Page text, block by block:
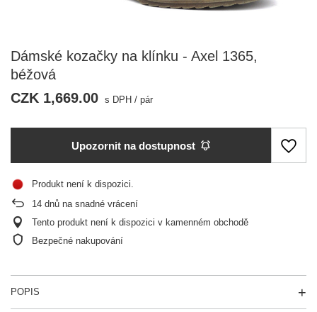
Dámské kozačky na klínku - Axel 1365,
béžová
CZK 1,669.00 s DPH / pár
Upozornit na dostupnost
Produkt není k dispozici
14 dnů na snadné vrácení
Tento produkt není k dispozici v kamenném obchodě
Bezpečné nakupování
POPIS